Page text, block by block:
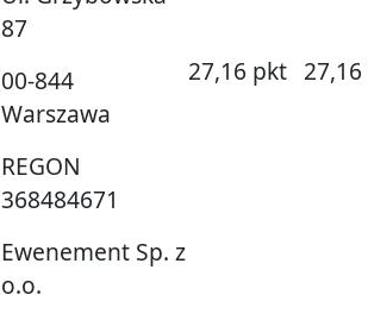
87
00-844
Warszawa
REGON
368484671
27,16 pkt
Ewenement Sp. z
o.o.